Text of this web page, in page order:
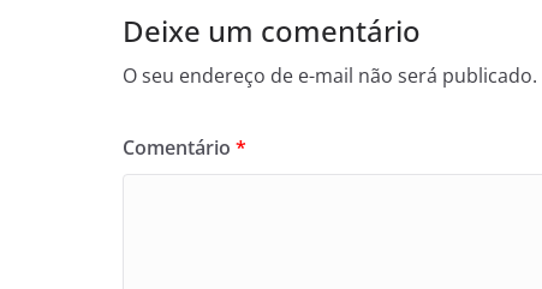
Deixe um comentário
O seu endereço de e-mail não será publicado.
Comentário *